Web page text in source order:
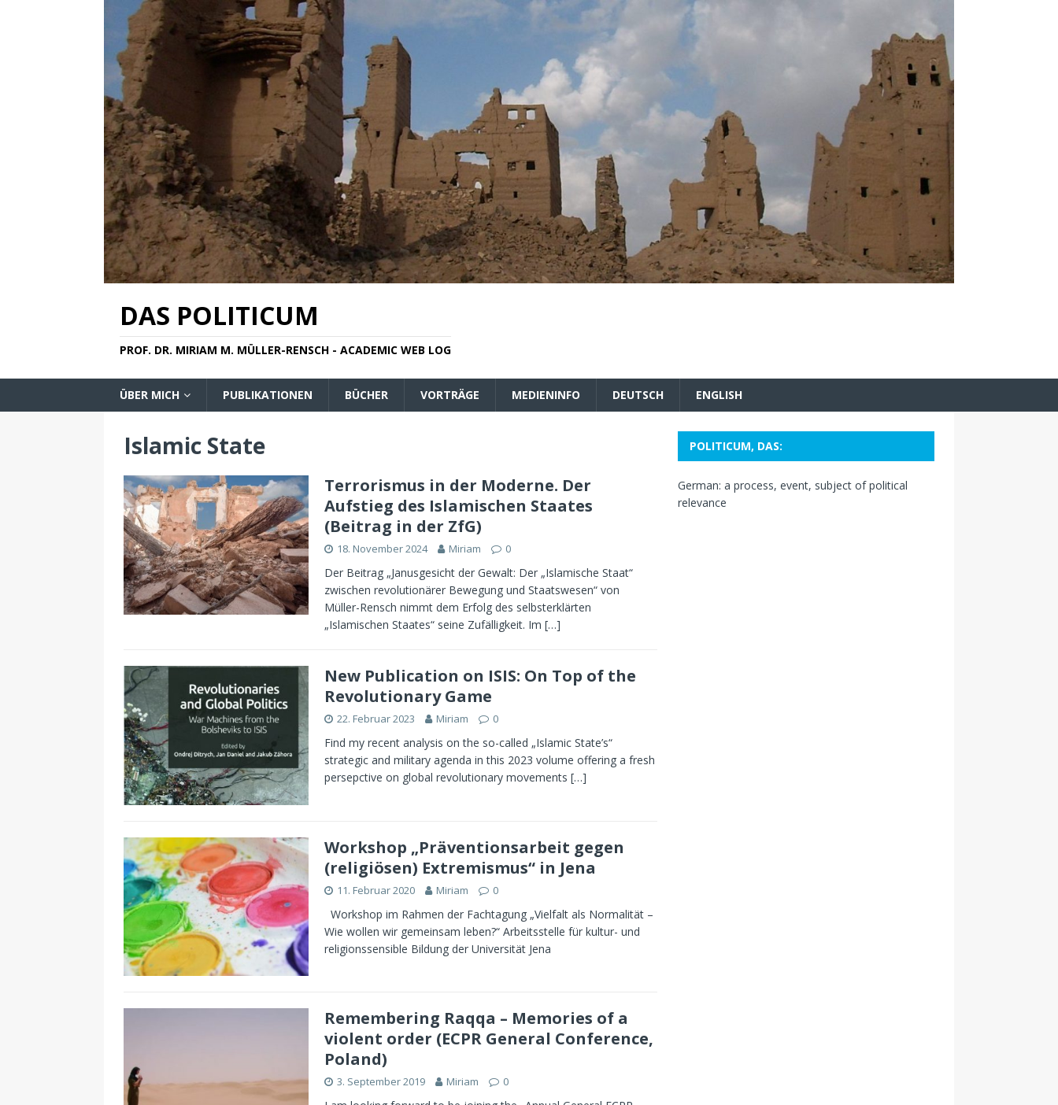
DAS POLITICUM
PROF. DR. MIRIAM M. MÜLLER-RENSCH - ACADEMIC WEB LOG
ÜBER MICH PUBLIKATIONEN BÜCHER VORTRÄGE MEDIENINFO DEUTSCH ENGLISH
Islamic State
Terrorismus in der Moderne. Der
Aufstieg des Islamischen Staates
(Beitrag in der ZfG)
18. November 2024 Miriam 0
Der Beitrag „Janusgesicht der Gewalt: Der „Islamische Staat“
zwischen revolutionärer Bewegung und Staatswesen“ von
Müller-Rensch nimmt dem Erfolg des selbsterklärten
„Islamischen Staates“ seine Zufälligkeit. Im […]
New Publication on ISIS: On Top of the
Revolutionary Game
22. Februar 2023 Miriam 0
Find my recent analysis on the so-called „Islamic State’s“
strategic and military agenda in this 2023 volume offering a fresh
persepctive on global revolutionary movements […]
Workshop „Präventionsarbeit gegen
(religiösen) Extremismus“ in Jena
11. Februar 2020 Miriam 0
Workshop im Rahmen der Fachtagung „Vielfalt als Normalität –
Wie wollen wir gemeinsam leben?“ Arbeitsstelle für kultur- und
religionssensible Bildung der Universität Jena
Remembering Raqqa – Memories of a
violent order (ECPR General Conference,
Poland)
3. September 2019 Miriam 0
POLITICUM, DAS:
German: a process, event, subject of political
relevance